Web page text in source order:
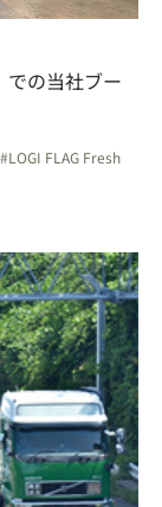
での当社ブー
LOGI FLAG Fresh